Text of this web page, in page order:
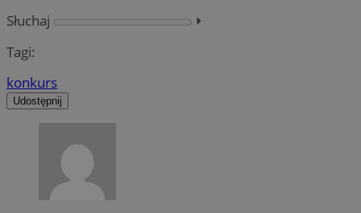
Słuchaj
⏵︎
Tagi:
konkurs
Udostępnij